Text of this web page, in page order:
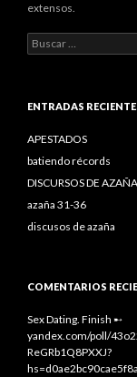
extensos.
B
u
a
:
ENTRADAS
APESTADOS
batiendo récords
DISCURSOS DE AZAÑA
azaña 31-36
discusos de azaña
COMENTARIOS
Sex Dating. Finish ➸
yandex.com/poll/
ReGRb1Q8PXXJ?